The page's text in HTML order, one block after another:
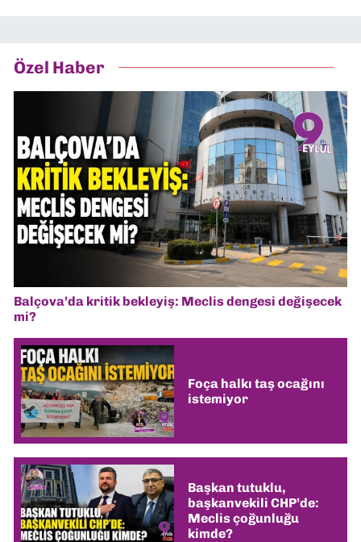
Özel Haber
Balçova’da kritik bekleyiş: Meclis dengesi değişecek
mi?
Foça halkı taş ocağını
istemiyor
Başkan tutuklu,
başkanvekili CHP’de:
Meclis çoğunluğu
kimde?